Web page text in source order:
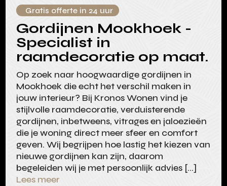
Gratis offerte in 24 uur
Gordijnen Mookhoek -
Specialist in
raamdecoratie op maat.
Op zoek naar hoogwaardige gordijnen in
Mookhoek die echt het verschil maken in
jouw interieur? Bij Kronos Wonen vind je
stijlvolle raamdecoratie, verduisterende
gordijnen, inbetweens, vitrages en jaloezieën
die je woning direct meer sfeer en comfort
geven. Wij begrijpen hoe lastig het kiezen van
nieuwe gordijnen kan zijn, daarom
begeleiden wij je met persoonlijk advies […]
Lees meer